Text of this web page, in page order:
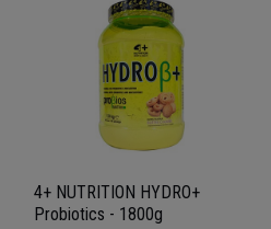
4+ NUTRITION HYDRO+
Probiotics - 1800g